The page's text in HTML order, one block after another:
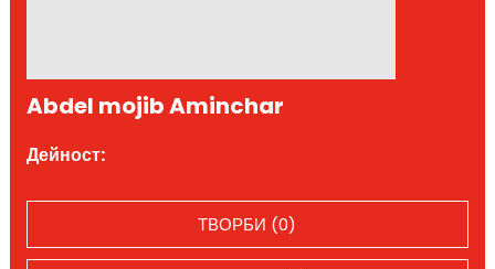
Abdel mojib Aminchar
Дейност:
ТВОРБИ (0)